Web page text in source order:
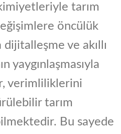
tarım
öncülük
ve akıllı
yaygınlaşmasıyla
verimliliklerini
tarım
Bu sayede